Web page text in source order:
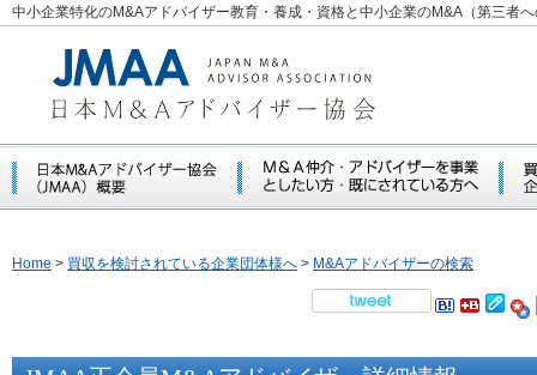
中小企業特化のM&Aアドバイザー教育・養成・資格と中小企業のM&A（第三者
Home > 買収を検討されている企業団体様へ > M&Aアドバイザーの検索